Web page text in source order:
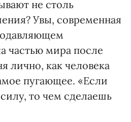
не столь
Увы, современная
частью мира после
лично, как человека
пугающее. «Если
то чем сделаешь